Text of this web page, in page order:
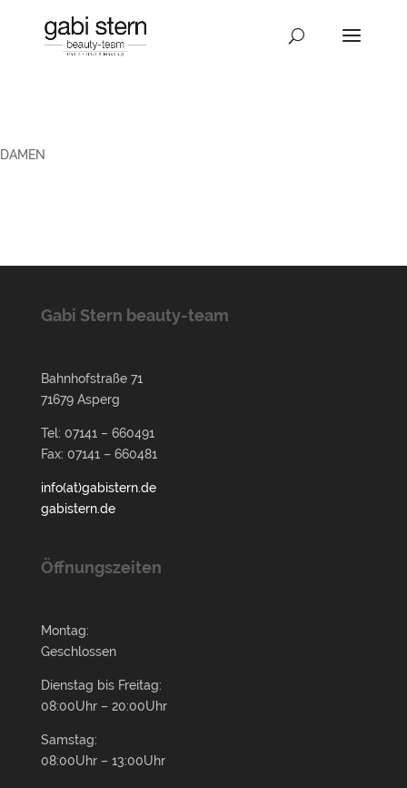
DAMEN
Gabi Stern beauty-team
Bahnhofstraße 71
71679 Asperg
Tel: 07141 – 660491
Fax: 07141 – 660481
info(at)gabistern.de
gabistern.de
Öffnungszeiten
Montag:
Geschlossen
Dienstag bis Freitag:
08:00Uhr – 20:00Uhr
Samstag:
08:00Uhr – 13:00Uhr